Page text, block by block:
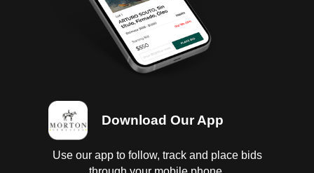
Download Our App
Use our app to follow, track and place bids